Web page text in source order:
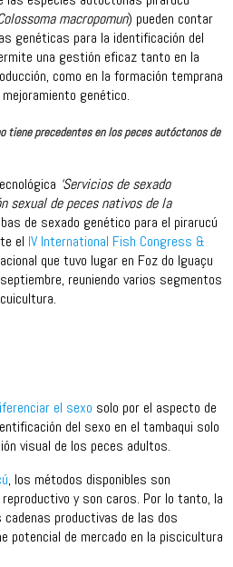
macropomun) pueden contar
genéticas para la identificación del
una gestión eficaz tanto en la
como en la formación temprana
genético.
tiene precedentes en los peces autóctonos de
‘Servicios de sexado
sexual de peces nativos de la
de sexado genético para el pirarucú
el IV International Fish Congress &
que tuvo lugar en Foz do Iguaçu
reuniendo varios segmentos
el sexo solo por el aspecto de
del sexo en el tambaqui solo
visual de los peces adultos.
, los métodos disponibles son
y son caros. Por lo tanto, la
productivas de las dos
potencial de mercado en la piscicultura